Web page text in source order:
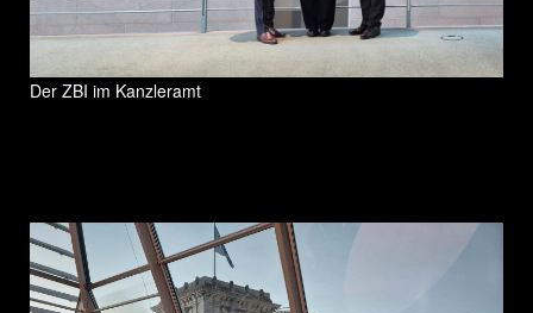
Der ZBI im Kanzleramt